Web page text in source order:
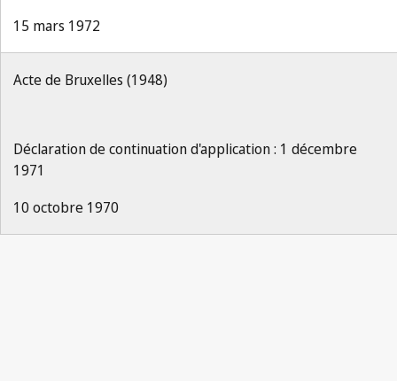
15 mars 1972
Acte de Bruxelles (1948)
Déclaration de continuation d'application : 1 décembre
1971
10 octobre 1970